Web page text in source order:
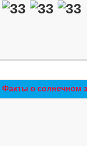
Факты о солнечном